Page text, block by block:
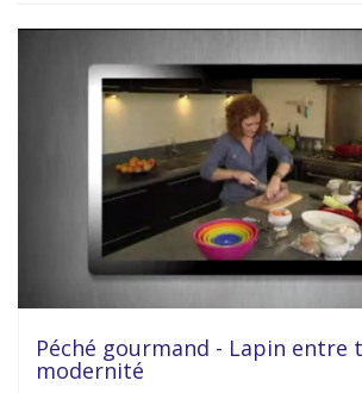
Péché gourmand - Lapin
modernité